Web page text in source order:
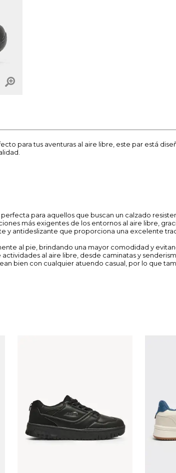
para tus aventuras al aire libre, este par está
para aquellos que buscan un calzado
más exigentes de los entornos al aire libre,
y antideslizante que proporciona una excelente
al pie, brindando una mayor comodidad y
al aire libre, desde caminatas y
bien con cualquier atuendo casual, por lo que